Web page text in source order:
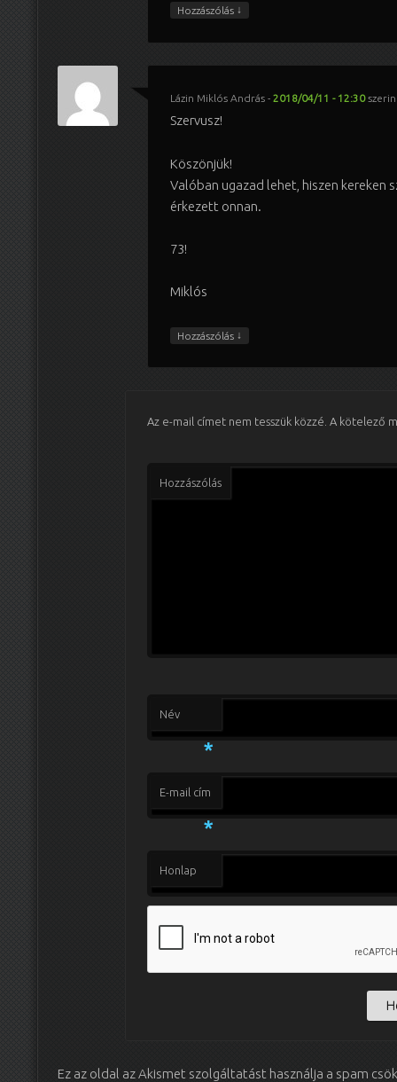
Hozzászólás ↓
Lázin Miklós András- 2018/04/11 - 12:30
Szervusz!
Köszönjük!
Valóban ugazad lehet, hiszen kereken
érkezett onnan.
73!
Miklós
Hozzászólás ↓
Az e-mail címet nem tesszük közzé. A kötelező
Hozzászólás
Név
*
E-mail cím
*
Honlap
Ez az oldal az Akismet szolgáltatást használja a spam